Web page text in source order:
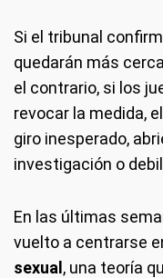
Si el tribunal
quedarán más
el contrario, si los
revocar la medida,
giro inesperado,
investigación o
En las últimas
vuelto a centrarse
sexual , una teoría